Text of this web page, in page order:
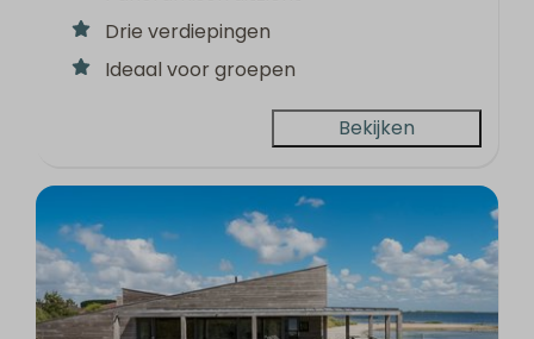
Drie verdiepingen
Ideaal voor groepen
Bekijken